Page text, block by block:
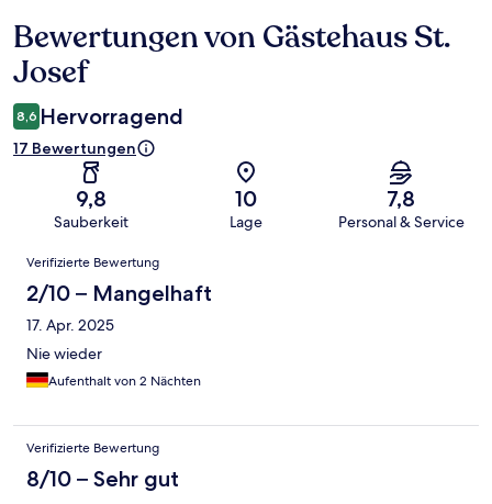
Bewertungen
Bewertungen von Gästehaus St.
Josef
8,6 Hervorragend
17 Bewertungen
9,8
Sauberkeit
10
Lage
7,8
Personal & Service
Bewertungen
Verifizierte Bewertung
2/10 – Mangelhaft
17. Apr. 2025
Nie wieder
Aufenthalt von 2 Nächten
Verifizierte Bewertung
8/10 – Sehr gut